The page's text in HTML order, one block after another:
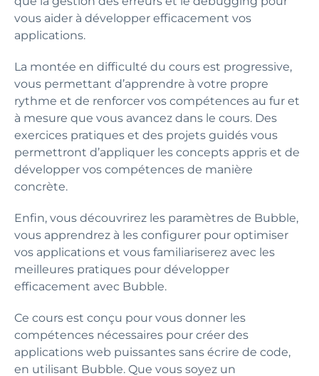
vous aider à développer efficacement vos
applications.
La montée en difficulté du cours est progressive,
vous permettant d’apprendre à votre propre
rythme et de renforcer vos compétences au fur et
à mesure que vous avancez dans le cours. Des
exercices pratiques et des projets guidés vous
permettront d’appliquer les concepts appris et de
développer vos compétences de manière
concrète.
Enfin, vous découvrirez les paramètres de Bubble,
vous apprendrez à les configurer pour optimiser
vos applications et vous familiariserez avec les
meilleures pratiques pour développer
efficacement avec Bubble.
Ce cours est conçu pour vous donner les
compétences nécessaires pour créer des
applications web puissantes sans écrire de code,
en utilisant Bubble. Que vous soyez un